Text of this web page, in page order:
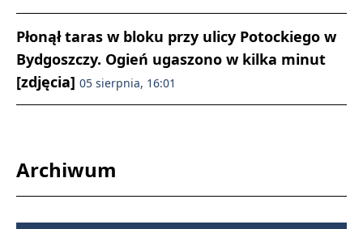
Płonął taras w bloku przy ulicy Potockiego w
Bydgoszczy. Ogień ugaszono w kilka minut
[zdjęcia] 05 sierpnia, 16:01
Archiwum